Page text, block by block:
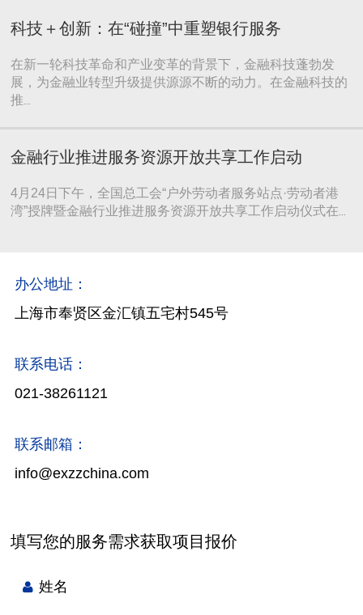
科技＋创新：在“碰撞”中重塑银行服务
在新一轮科技革命和产业变革的背景下，金融科技蓬勃发
展，为金融业转型升级提供源源不断的动力。在金融科技的
推
金融行业推进服务资源开放共享工作启动
4月24日下午，全国总工会“户外劳动者服务站点·劳动者港
湾”授牌暨金融行业推进服务资源开放共享工作启动仪式在
办公地址：
上海市奉贤区金汇镇五宅村545号
联系电话：
021-38261121
联系邮箱：
info@exzzchina.com
填写您的服务需求获取项目报价
姓名